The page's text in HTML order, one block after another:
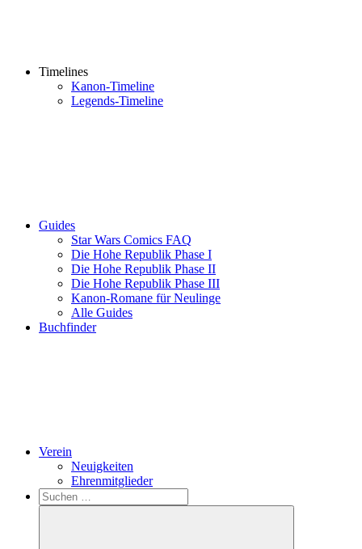
Timelines
Kanon-Timeline
Legends-Timeline
Guides
Star Wars Comics FAQ
Die Hohe Republik Phase I
Die Hohe Republik Phase II
Die Hohe Republik Phase III
Kanon-Romane für Neulinge
Alle Guides
Buchfinder
Verein
Neuigkeiten
Ehrenmitglieder
Search
Suchen
nach: